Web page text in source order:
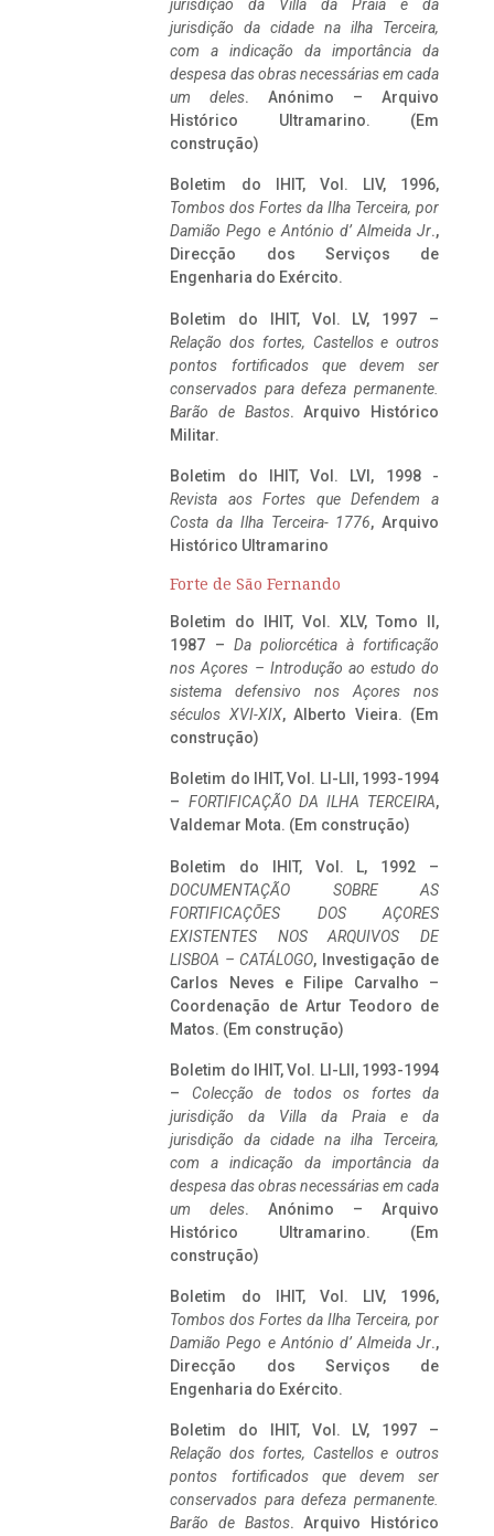
jurisdição da Villa da Praia e da
jurisdição da cidade na ilha Terceira,
com a indicação da importância da
despesa das obras necessárias em cada
um deles. Anónimo – Arquivo
Histórico Ultramarino. (Em
construção)
Boletim do IHIT, Vol. LIV, 1996,
Tombos dos Fortes da Ilha Terceira, por
Damião Pego e António d’ Almeida Jr.,
Direcção dos Serviços de
Engenharia do Exército.
Boletim do IHIT, Vol. LV, 1997 –
Relação dos fortes, Castellos e outros
pontos fortificados que devem ser
conservados para defeza permanente.
Barão de Bastos. Arquivo Histórico
Militar.
Boletim do IHIT, Vol. LVI, 1998 -
Revista aos Fortes que Defendem a
Costa da Ilha Terceira- 1776, Arquivo
Histórico Ultramarino
Forte de São Fernando
Boletim do IHIT, Vol. XLV, Tomo II,
1987 – Da poliorcética à fortificação
nos Açores – Introdução ao estudo do
sistema defensivo nos Açores nos
séculos XVI-XIX, Alberto Vieira. (Em
construção)
Boletim do IHIT, Vol. LI-LII, 1993-1994
– FORTIFICAÇÃO DA ILHA TERCEIRA,
Valdemar Mota. (Em construção)
Boletim do IHIT, Vol. L, 1992 –
DOCUMENTAÇÃO SOBRE AS
FORTIFICAÇÕES DOS AÇORES
EXISTENTES NOS ARQUIVOS DE
LISBOA – CATÁLOGO, Investigação de
Carlos Neves e Filipe Carvalho –
Coordenação de Artur Teodoro de
Matos. (Em construção)
Boletim do IHIT, Vol. LI-LII, 1993-1994
– Colecção de todos os fortes da
jurisdição da Villa da Praia e da
jurisdição da cidade na ilha Terceira,
com a indicação da importância da
despesa das obras necessárias em cada
um deles. Anónimo – Arquivo
Histórico Ultramarino. (Em
construção)
Boletim do IHIT, Vol. LIV, 1996,
Tombos dos Fortes da Ilha Terceira, por
Damião Pego e António d’ Almeida Jr.,
Direcção dos Serviços de
Engenharia do Exército.
Boletim do IHIT, Vol. LV, 1997 –
Relação dos fortes, Castellos e outros
pontos fortificados que devem ser
conservados para defeza permanente.
Barão de Bastos. Arquivo Histórico